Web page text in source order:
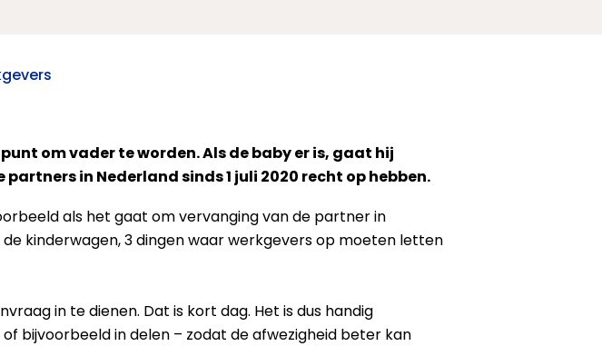
om vader te worden. Als de baby er is, gaat hij
partners in Nederland sinds 1 juli 2020 recht op hebben.
als het gaat om vervanging van de partner in
kinderwagen, 3 dingen waar werkgevers op moeten letten
in te dienen. Dat is kort dag. Het is dus handig
bijvoorbeeld in delen – zodat de afwezigheid beter kan